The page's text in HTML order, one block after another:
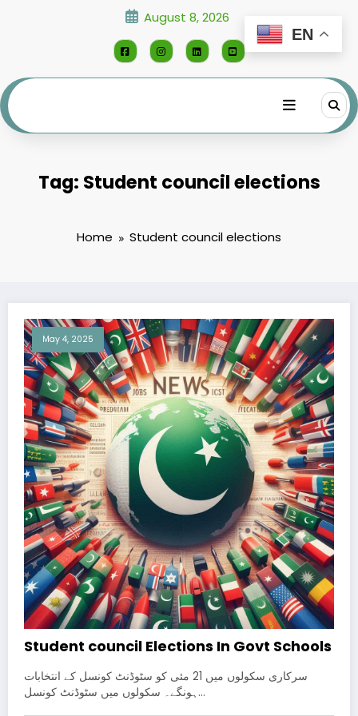
August 8, 2026
Tag: Student council elections
Home Student council elections
May 4, 2025
Student council Elections In Govt Schools
سرکاری سکولوں میں 21 مئی کو سٹوڈنٹ کونسل کے انتخابات
ہونگے۔ سکولوں میں سٹوڈنٹ کونسل…
EN